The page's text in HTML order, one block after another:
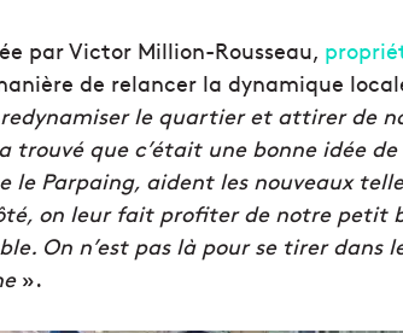
par Victor Million-Rousseau,
de relancer la dynamique
le quartier et attirer de
trouvé que c’était une bonne idée
le Parpaing, aident les nouveaux
on leur fait profiter de notre petit
On n’est pas là pour se tirer
».